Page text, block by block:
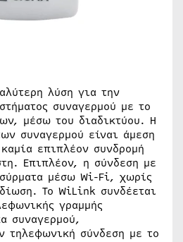
λύση για την
συναγερμού με το
μέσω του διαδικτύου. H
συναγερμού είναι άμεση
επιπλέον συνδρομή
Επιπλέον, η σύνδεση με
μέσω Wi-Fi, χωρίς
Το WiLink συνδέεται
γραμμής
συναγερμού,
τηλεφωνική σύνδεση με το